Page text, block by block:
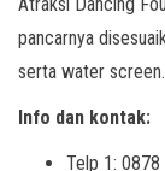
pancarnya
serta water screen.
Info dan kontak:
Telp 1: